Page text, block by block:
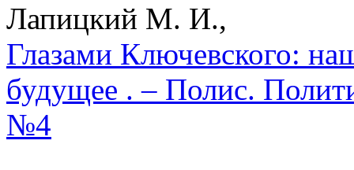
Лапицкий М. И.,
Глазами Ключевского:
будущее . – Полис.
№4